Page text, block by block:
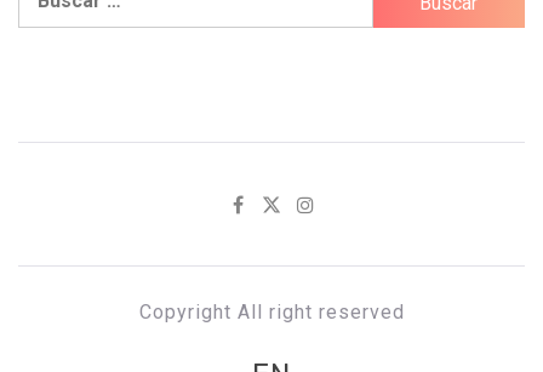
Copyright All right reserved